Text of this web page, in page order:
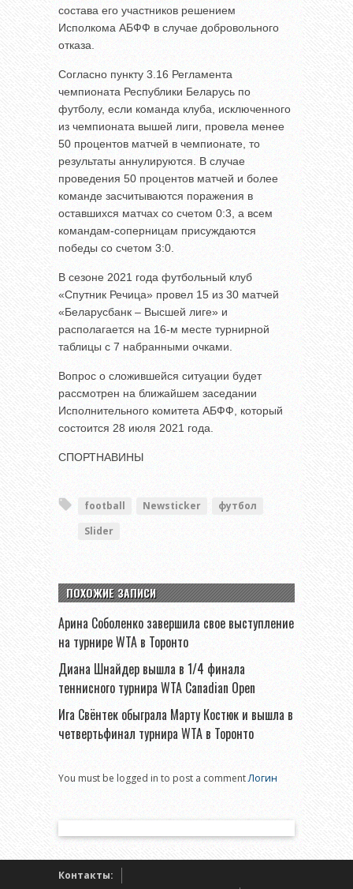
состава его участников решением
Исполкома АБФФ в случае добровольного
отказа.
Согласно пункту 3.16 Регламента
чемпионата Республики Беларусь по
футболу, если команда клуба, исключенного
из чемпионата вышей лиги, провела менее
50 процентов матчей в чемпионате, то
результаты аннулируются. В случае
проведения 50 процентов матчей и более
команде засчитываются поражения в
оставшихся матчах со счетом 0:3, а всем
командам-соперницам присуждаются
победы со счетом 3:0.
В сезоне 2021 года футбольный клуб
«Спутник Речица» провел 15 из 30 матчей
«Беларусбанк – Высшей лиге» и
располагается на 16-м месте турнирной
таблицы с 7 набранными очками.
Вопрос о сложившейся ситуации будет
рассмотрен на ближайшем заседании
Исполнительного комитета АБФФ, который
состоится 28 июля 2021 года.
СПОРТНАВИНЫ
football Newsticker
футбол
Slider
ПОХОЖИЕ ЗАПИСИ
Арина Соболенко завершила свое выступление
на турнире WTA в Торонто
Диана Шнайдер вышла в 1/4 финала
теннисного турнира WTA Canadian Open
Ига Свёнтек обыграла Марту Костюк и вышла в
четвертьфинал турнира WTA в Торонто
You must be logged in to post a commentЛогин
Контакты: